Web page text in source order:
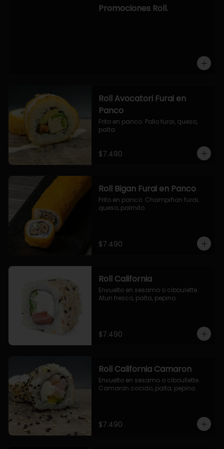
OPCION2:
- salmon, queso, palta, envuelto en
Promociones Roll.
Roll Avocatori Furai en
Panco
Frito en panco. Pollo furai, queso,
palta.
$7.490
Roll Bigan Furai en Panco
Frito en panco. Champiñon furai,
queso, palmito.
$7.490
Roll California
Envuelto en sesamo o ciboulette.
Atun fresco, palta, pepino.
$7.490
Roll California Camaron
Envuelto en sesamo o ciboullette.
Camaron cocido, palta, pepino.
$7.490